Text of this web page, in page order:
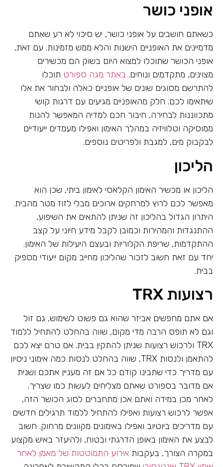
אופני כושר
כשאתם חושבים על אופני כושר, יש סיכוי לא רע שאתם
מדמיינים את האופניים הישנות והלא ממש מזמינות. עם זאת,
אופני הכושר שתוכלו למצוא היום בשוק הם מכשירים
מצוינים, מתקדמים ונוחים. באתר מגה ספורט תוכלו
להתרשם מסוגים שונים של אופניים כאלה ולבחור את אלו
שיתאימו לכם. חלק מהאופניים מגיעים עם דרגות קושי
מתכווננות לבחירה, חיבור חכם למדיה המאפשר להנות
ממוסיקה וטלוויזיה במהלך האימון ואפילו מעמדים ייעודיים
לבקבוק מים, למגבת ולפריטים נוספים.
הליכון
הליכון או מכשיר האימון הקלאסי לאימון ביתי, שכן הוא
מאפשר לכם לרוץ למרחקים ארוכים מבלי לזוז מטר מהבית.
היתרון הגדול בהליכון זה שניתן להתאים את השיפוע,
ההתנגדות והמהירות וכמובן לקבל מידע חיוני על קצב
ההתקדמות, שריפת הקלוריות ובעצם היעילות של האימון.
יחד עם זאת חשוב לזכור שהליכון מחייב מקום ייעודי מספיק
בבית.
רצועות TRX
אם אתם מחפשים אביזר שהוא גם פשוט לשימוש, גם זול
וגם לא תופס הרבה מדי מקום, שווה בהחלט להתחיל ללמוד
TRX ולרכוש רצועות שניתן להתקין בבית. אם טרם יצא לכם
להתאמן ולנסות TRX, שווה בהחלט לנסות כמה אימוני ניסיון
עם מדריך כדי שתבינו קודם כל אם זה מעניין אתכם ושנית
אם מדובר בספורט שאתם מצליחים לעשות כמו שצריך.
לאחר מכן במידה ואתם אכן מתחברים לסוג הכושר הזה,
אפשר לרכוש רצועות ואפילו להתחיל ללמוד תרגילים חדשים
עם מדריכים ביוטיוב ואפילו באימונים מקוונים מרחוק. חשוב
לבצע את האימון באופן הדרגתי ובטוח, ולהיעזר באיש מקצוע
במקרה הצורך, בעקבות אירוע התמוטטות של מאמן לאחר